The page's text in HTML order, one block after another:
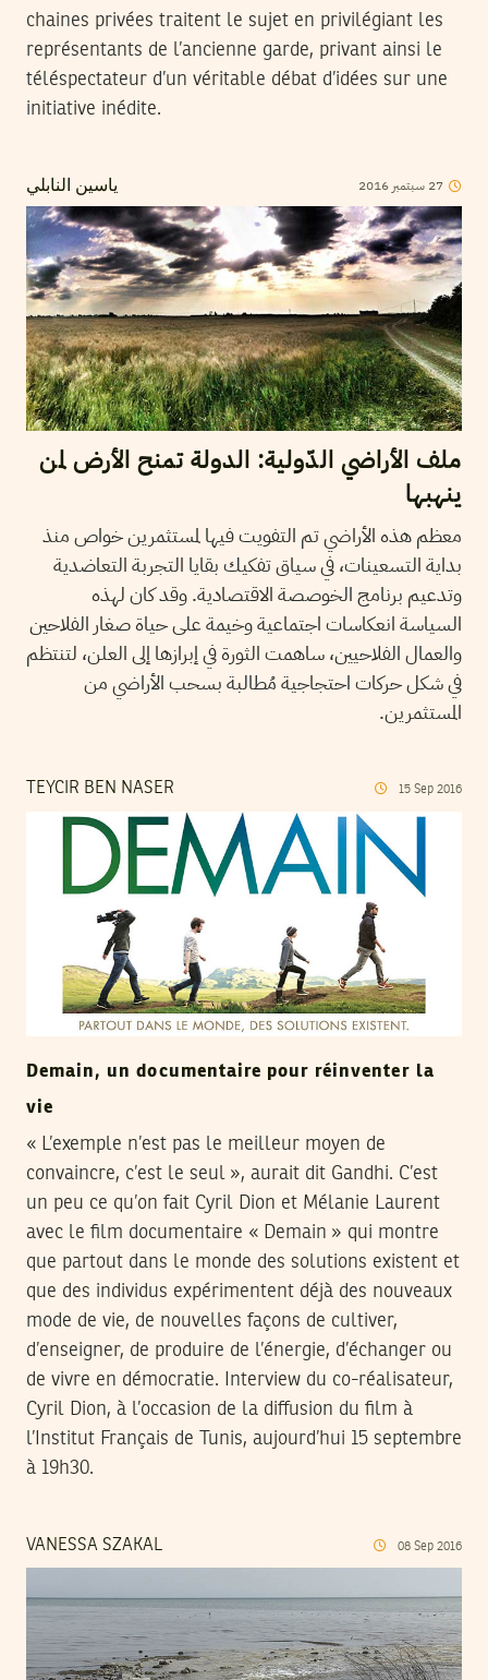
chaines privées traitent le sujet en privilégiant les
représentants de l’ancienne garde, privant ainsi le
téléspectateur d’un véritable débat d’idées sur une
initiative inédite.
ياسين النابلي 27 سبتمبر 2016
ملف الأراضي الدّولية: الدولة تمنح الأرض لمن
ينهبها
معظم هذه الأراضي تم التفويت فيها لمستثمرين خواص منذ
بداية التسعينات، في سياق تفكيك بقايا التجربة التعاضدية
وتدعيم برنامج الخوصصة الاقتصادية. وقد كان لهذه
السياسة انعكاسات اجتماعية وخيمة على حياة صغار الفلاحين
والعمال الفلاحيين، ساهمت الثورة في إبرازها إلى العلن، لتنتظم
في شكل حركات احتجاجية مُطالبة بسحب الأراضي من
المستثمرين.
TEYCIR BEN NASER 15 Sep 2016
Demain, un documentaire pour réinventer la
vie
« L’exemple n’est pas le meilleur moyen de
convaincre, c’est le seul », aurait dit Gandhi. C’est
un peu ce qu’on fait Cyril Dion et Mélanie Laurent
avec le film documentaire « Demain » qui montre
que partout dans le monde des solutions existent et
que des individus expérimentent déjà des nouveaux
mode de vie, de nouvelles façons de cultiver,
d’enseigner, de produire de l’énergie, d’échanger ou
de vivre en démocratie. Interview du co-réalisateur,
Cyril Dion, à l’occasion de la diffusion du film à
l’Institut Français de Tunis, aujourd’hui 15 septembre
à 19h30.
VANESSA SZAKAL 08 Sep 2016